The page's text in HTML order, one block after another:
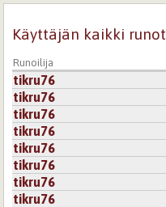
Käyttäjän kaikki runot
Runoilija
tikru76
tikru76
tikru76
tikru76
tikru76
tikru76
tikru76
tikru76